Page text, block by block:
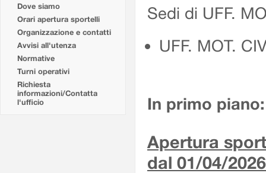
Dove siamo
Orari apertura sportelli
Organizzazione e contatti
Avvisi all'utenza
Normative
Turni operativi
Richiesta
informazioni/Contatta
l'ufficio
Sedi di UFF.
UFF. MOT.
In primo piano:
Apertura
dal 01/04/2026